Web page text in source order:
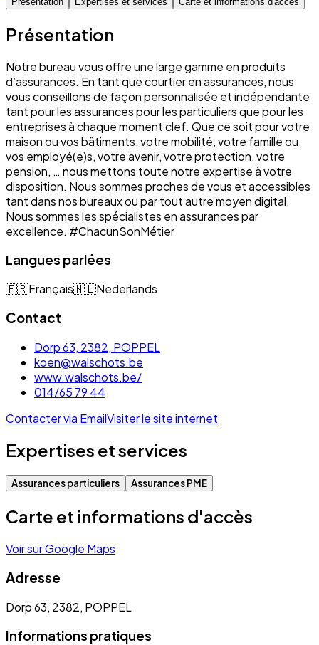
Présentation
Notre bureau vous offre une large gamme en produits
d’assurances. En tant que courtier en assurances, nous
vous conseillons de façon personnalisée et indépendante
tant pour les assurances pour les particuliers que pour les
entreprises à chaque moment clef. Que ce soit pour votre
maison ou vos bâtiments, votre mobilité, votre famille ou
vos employé(e)s, votre avenir, votre protection, votre
pension, … nous mettons toute notre expertise à votre
disposition. Nous sommes proches de vous et accessibles
tant dans nos bureaux ou par tout autre moyen digital.
Nous sommes les spécialistes en assurances par
excellence. #ChacunSonMétier
Langues parlées
🇫🇷Français🇳🇱Nederlands
Contact
Dorp 63, 2382, POPPEL
koen@walschots.be
www.walschots.be/
014/65 79 44
Contacter via EmailVisiter le site internet
Expertises et services
Assurances particuliers Assurances PME
Carte et informations d'accès
Voir sur Google Maps
Adresse
Dorp 63, 2382, POPPEL
Informations pratiques